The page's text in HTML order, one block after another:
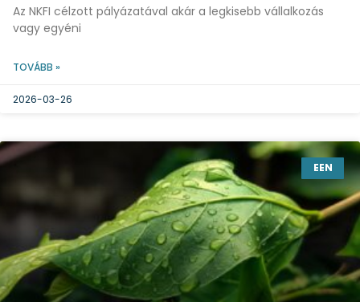
Az NKFI célzott pályázatával akár a legkisebb vállalkozás
vagy egyéni
TOVÁBB »
2026-03-26
EEN